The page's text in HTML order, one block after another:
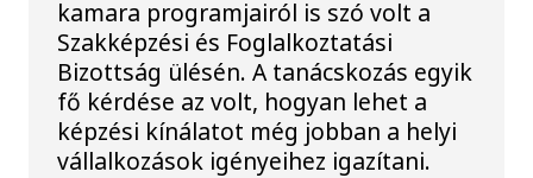
kamara programjairól is szó volt a
Szakképzési és Foglalkoztatási
Bizottság ülésén. A tanácskozás egyik
fő kérdése az volt, hogyan lehet a
képzési kínálatot még jobban a helyi
vállalkozások igényeihez igazítani.